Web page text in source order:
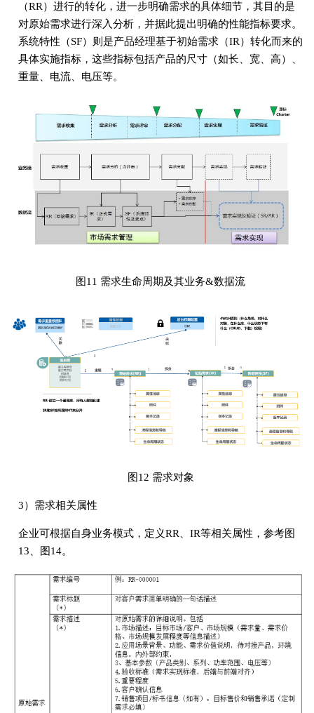
（RR）进行的转化，进一步明确需求的具体细节，其目的是
对原始需求进行深入分析，并据此提出明确的性能指标要求。
系统特性（SF）则是产品经理基于初始需求（IR）转化而来的
具体实施指标，这些指标包括产品的尺寸（如长、宽、高）、
重量、电流、电压等。
图11 需求生命周期及其业务&数据流
图12 需求对象
3）需求相关属性
企业可根据自身业务模式，定义RR、IR等相关属性，参考图
13、图14。